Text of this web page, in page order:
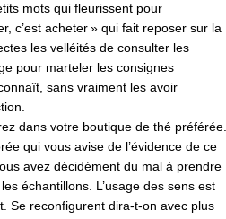
mots qui fleurissent pour
c’est acheter » qui fait reposer sur la
les velléités de consulter les
pour marteler les consignes
sans vraiment les avoir
dans votre boutique de thé préférée.
qui vous avise de l’évidence de ce
avez décidément du mal à prendre
échantillons. L’usage des sens est
Se reconfigurent dira-t-on avec plus